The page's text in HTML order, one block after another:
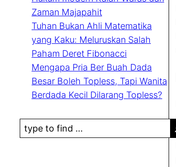
Zaman Majapahit
Tuhan Bukan Ahli Matematika
yang Kaku: Meluruskan Salah
Paham Deret Fibonacci
Mengapa Pria Ber Buah Dada
Besar Boleh Topless, Tapi Wanita
Berdada Kecil Dilarang Topless?
S
e